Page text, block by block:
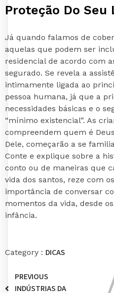
Proteção Do Seu
Já quando falamos de
aquelas que podem ser
residencial de acordo com
segurado. Se revela a
intimamente ligada ao
pessoa humana, já que a
necessidades básicas e o
“mínimo existencial”. As
compreendem quem é
Dele, começarão a se
Conte e explique sobre a
conto ou de maneiras que
vida dos santos, reze com
importância de conversar
momentos da vida, desde
infância.
Category : DICAS
PREVIOUS
INDÚSTRIAS DA